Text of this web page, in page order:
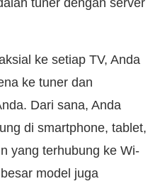
ke setiap TV, Anda
ke tuner dan
Dari sana, Anda
di smartphone, tablet,
yang terhubung ke Wi-
model juga